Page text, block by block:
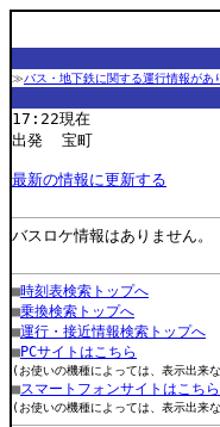
≫バス・地下鉄に関する運行情報があ
17:22現在
出発 宝町
最新の情報に更新する
バスロケ情報はありません。
■時刻表検索トップへ
■乗換検索トップへ
■運行・接近情報検索トップへ
■PCサイトはこちら
(お使いの機種によっては、表示出来
■スマートフォンサイトはこちら
(お使いの機種によっては、表示出来